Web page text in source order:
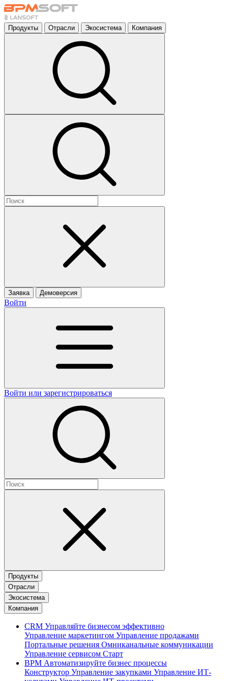
Продукты Отрасли Экосистема Компания
Заявка Демоверсия
Войти
Войти или зарегистрироваться
Продукты
Отрасли
Экосистема
Компания
CRM Управляйте бизнесом эффективно
Управление маркетингом Управление продажами
Портальные решения Омниканальные коммуникации
Управление сервисом Старт
BPM Автоматизируйте бизнес процессы
Конструктор Управление закупками Управление ИТ-